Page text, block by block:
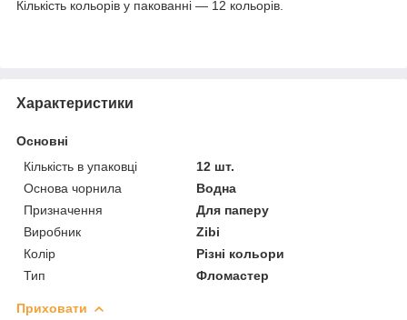
Кількість кольорів у пакованні — 12 кольорів.
Характеристики
Основні
Кількість в упаковці
12 шт.
Основа чорнила
Водна
Призначення
Для паперу
Виробник
Zibi
Колір
Різні кольори
Тип
Фломастер
Приховати